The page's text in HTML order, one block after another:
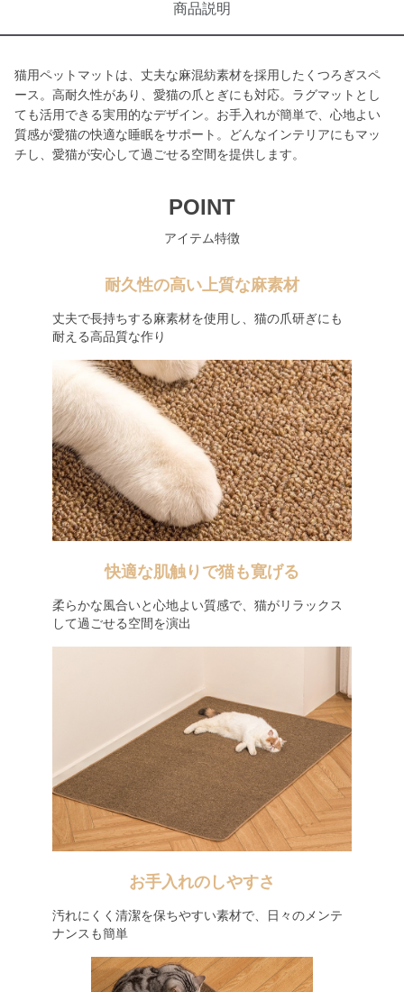
商品説明
猫用ペットマットは、丈夫な麻混紡素材を採用したくつろぎスペ
ース。高耐久性があり、愛猫の爪とぎにも対応。ラグマットとし
ても活用できる実用的なデザイン。お手入れが簡単で、心地よい
質感が愛猫の快適な睡眠をサポート。どんなインテリアにもマッ
チし、愛猫が安心して過ごせる空間を提供します。
POINT
アイテム特徴
耐久性の高い上質な麻素材
丈夫で長持ちする麻素材を使用し、猫の爪研ぎにも
耐える高品質な作り
快適な肌触りで猫も寛げる
柔らかな風合いと心地よい質感で、猫がリラックス
して過ごせる空間を演出
お手入れのしやすさ
汚れにくく清潔を保ちやすい素材で、日々のメンテ
ナンスも簡単